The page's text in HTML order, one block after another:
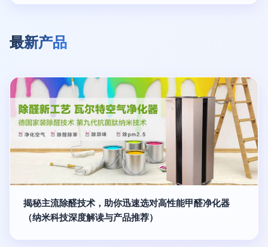
最新产品
揭秘主流除醛技术，助你迅速选对高性能甲醛净化器
（纳米科技深度解读与产品推荐）